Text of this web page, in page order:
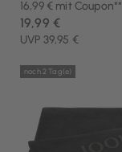
16,99 € mit Coupon**
UVP 39,95 €
19,99 €
noch 2 Tag(e)